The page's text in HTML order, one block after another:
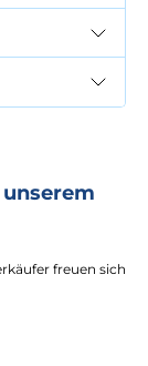
freuen sich